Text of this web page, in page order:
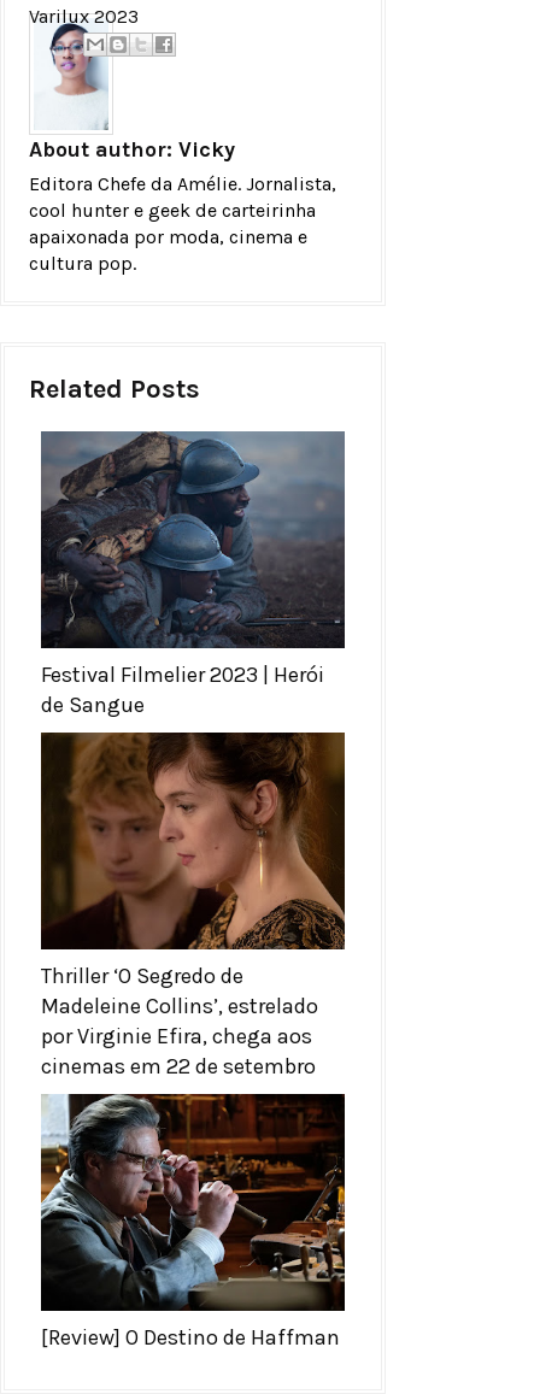
Varilux 2023
About author: Vicky
Editora Chefe da Amélie. Jornalista,
cool hunter e geek de carteirinha
apaixonada por moda, cinema e
cultura pop.
Related Posts
Festival Filmelier 2023 | Herói
de Sangue
Thriller ‘O Segredo de
Madeleine Collins’, estrelado
por Virginie Efira, chega aos
cinemas em 22 de setembro
[Review] O Destino de Haffman